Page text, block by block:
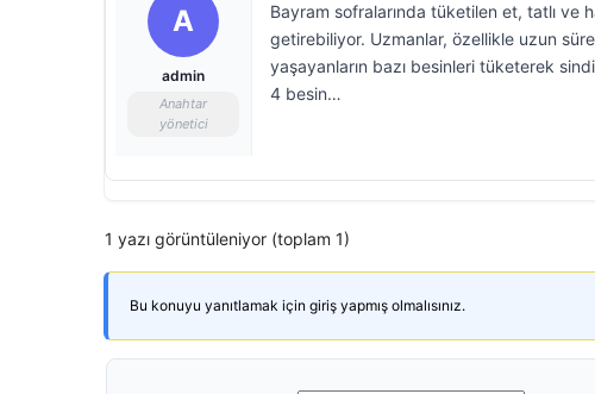
A
admin
Anahtar
yönetici
Bayram sofralarında tüketilen et, tatlı ve
getirebiliyor. Uzmanlar, özellikle uzun
yaşayanların bazı besinleri tüketerek
4 besin…
1 yazı görüntüleniyor (toplam 1)
Bu konuyu yanıtlamak için giriş yapmış olmalısınız.